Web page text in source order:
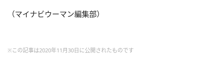
（マイナビウーマン編集部）
※この記事は2020年11月30日に公開されたものです